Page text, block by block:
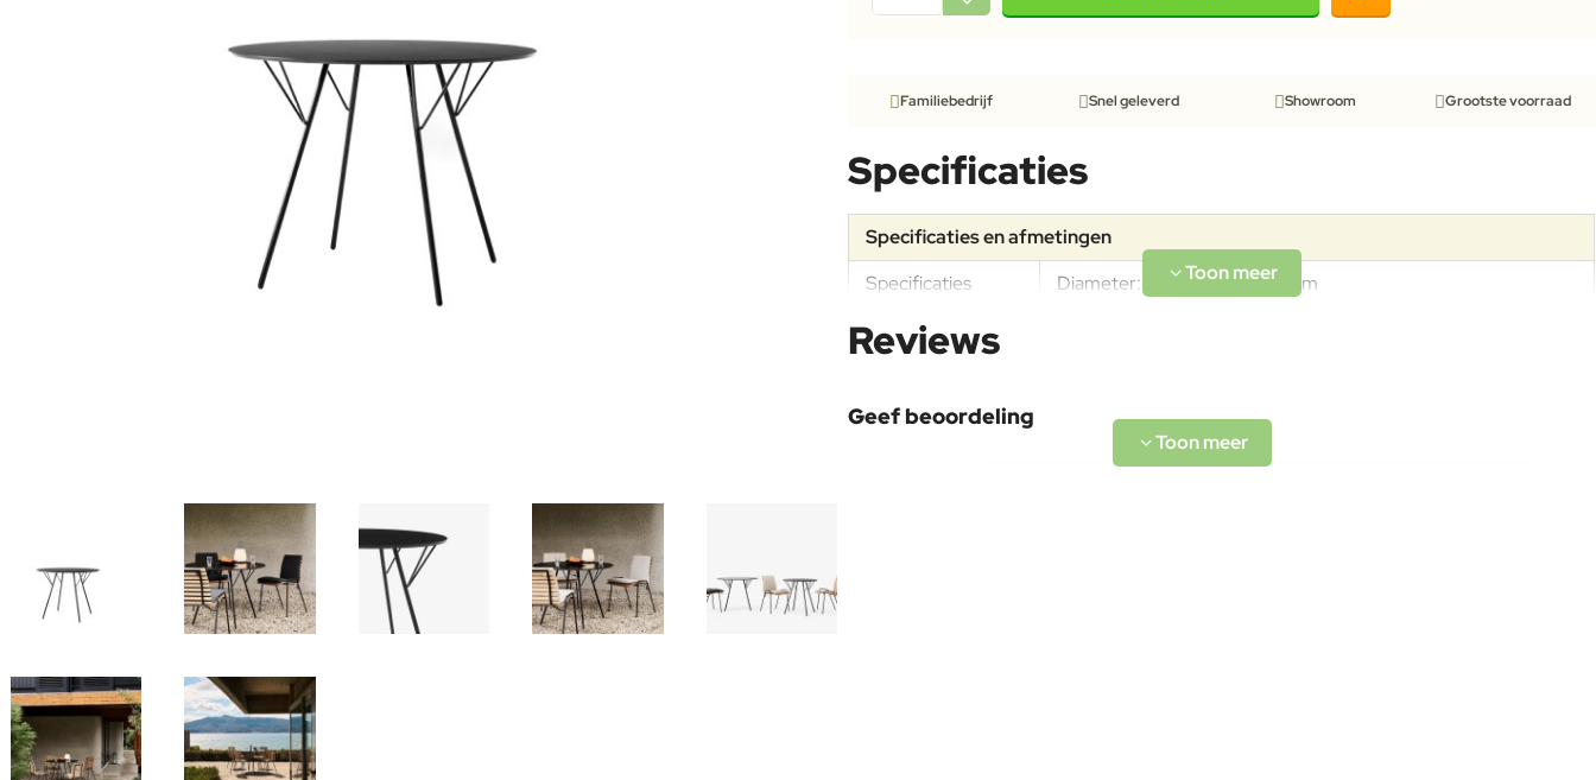
Familiebedrijf Snel geleverd Showroom Grootste voorraad
Specificaties
Specificaties en afmetingen
Specificaties
Diameter: 97cm Hoogte: 73cm
Onderhoudsadvies
oppervlak regelmatig met lauw water en een zachte doek of
spons. Gebruik bij lichte vervuiling een mild, pH-neutraal
Reviews
Geef beoordeling